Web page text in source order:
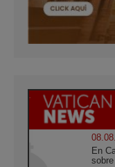
En